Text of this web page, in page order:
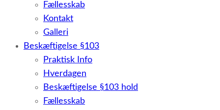
Fællesskab
Kontakt
Galleri
Beskæftigelse §103
Praktisk Info
Hverdagen
Beskæftigelse §103 hold
Fællesskab